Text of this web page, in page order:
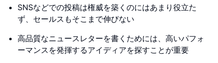
SNSなどでの投稿は権威を築くのにはあまり役立た
ず、セールスもそこまで伸びない
高品質なニュースレターを書くためには、高いパフォ
ーマンスを発揮するアイディアを探すことが重要